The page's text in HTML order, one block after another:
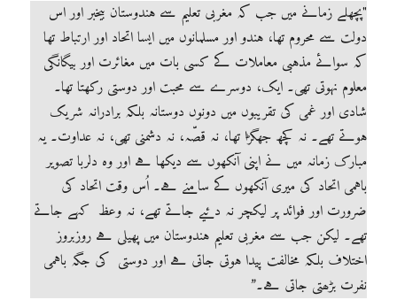
"پچھلے زمانے میں جب کہ مغربی تعلیم سے ہندوستان بیخبر اور اس
دولت سے محروم تھا، ہندو اور مسلمانوں میں ایسا اتحاد اور ارتباط تھا
کہ سوائے مذہبی معاملات کے کسی بات میں مغائرت اور بیگانگی
معلوم نہوتی تھی۔ ایک، دوسرے سے محبت اور دوستی رکھتا تھا۔
شادی اور غمی کی تقریبوں میں دونوں دوستانہ بلکہ برادرانہ شریک
ہوتے تھے۔ نہ کچھ جھگڑا تھا، نہ قصّہ، نہ دشمنی تھی، نہ عداوت۔ یہ
مبارک زمانہ میں نے اپنی آنکھوں سے دیکھا ہے اور وہ دلربا تصویر
باہمی اتحاد کی میری آنکھوں کے سامنے ہے۔ اُس وقت اتحاد کی
ضرورت اور فوائد پر لیکچر نہ دئیے جاتے تھے، نہ وعظ کہے جاتے
تھے۔ لیکن جب سے مغربی تعلیم ہندوستان میں پھیلی ہے روزبروز
اختلاف بلکہ مخالفت پیدا ہوتی جاتی ہے اور دوستی کی جگہ باہمی
نفرت بڑھتی جاتی ہے۔”